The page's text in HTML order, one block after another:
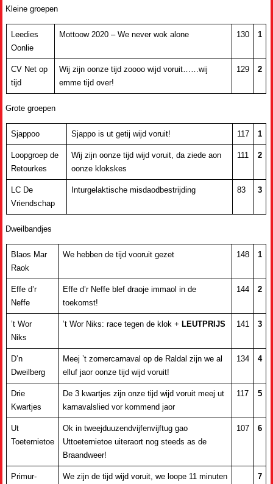
Kleine groepen
Leedies
Oonlie
Mottoow 2020 – We never wok alone 130 1
CV Net op
tijd
Wij zijn oonze tijd zoooo wijd voruit……wij
emme tijd over!
129 2
Grote groepen
Sjappoo Sjappo is ut getij wijd voruit! 117 1
Loopgroep de
Retourkes
Wij zijn oonze tijd wijd voruit, da ziede aon
oonze klokskes
111 2
LC De
Vriendschap
Inturgelaktische misdaodbestrijding 83 3
Dweilbandjes
Blaos Mar
Raok
We hebben de tijd vooruit gezet 148 1
Effe d’r
Neffe
Effe d’r Neffe blef draoje immaol in de
toekomst!
144 2
’t Wor
Niks
’t Wor Niks: race tegen de klok + LEUTPRIJS 141 3
D’n
Dweilberg
Meej ’t zomercarnaval op de Raldal zijn we al
elluf jaor oonze tijd wijd voruit!
134 4
Drie
Kwartjes
De 3 kwartjes zijn onze tijd wijd voruit meej ut
karnavalslied vor kommend jaor
117 5
Ut
Toeternietoe
Ok in tweejduuzendvijfenvijftug gao
Uttoeternietoe uiteraort nog steeds as de
Braandweer!
107 6
Primur-
We zijn de tijd wijd voruit, we loope 11 minuten
7